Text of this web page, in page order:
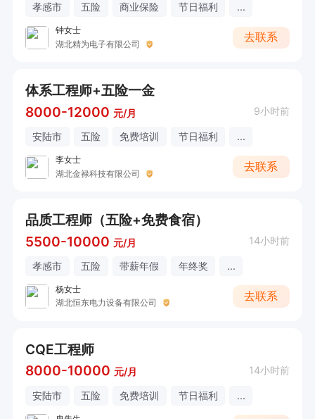
孝感市 五险 商业保险 节日福利 ...
钟女士
湖北精为电子有限公司
去联系
体系工程师+五险一金
8000-12000 元/月 9小时前
安陆市 五险 免费培训 节日福利 ...
李女士
湖北金禄科技有限公司
去联系
品质工程师（五险+免费食宿）
5500-10000 元/月 14小时前
孝感市 五险 带薪年假 年终奖 ...
杨女士
湖北恒东电力设备有限公司
去联系
CQE工程师
8000-10000 元/月 14小时前
安陆市 五险 免费培训 节日福利 ...